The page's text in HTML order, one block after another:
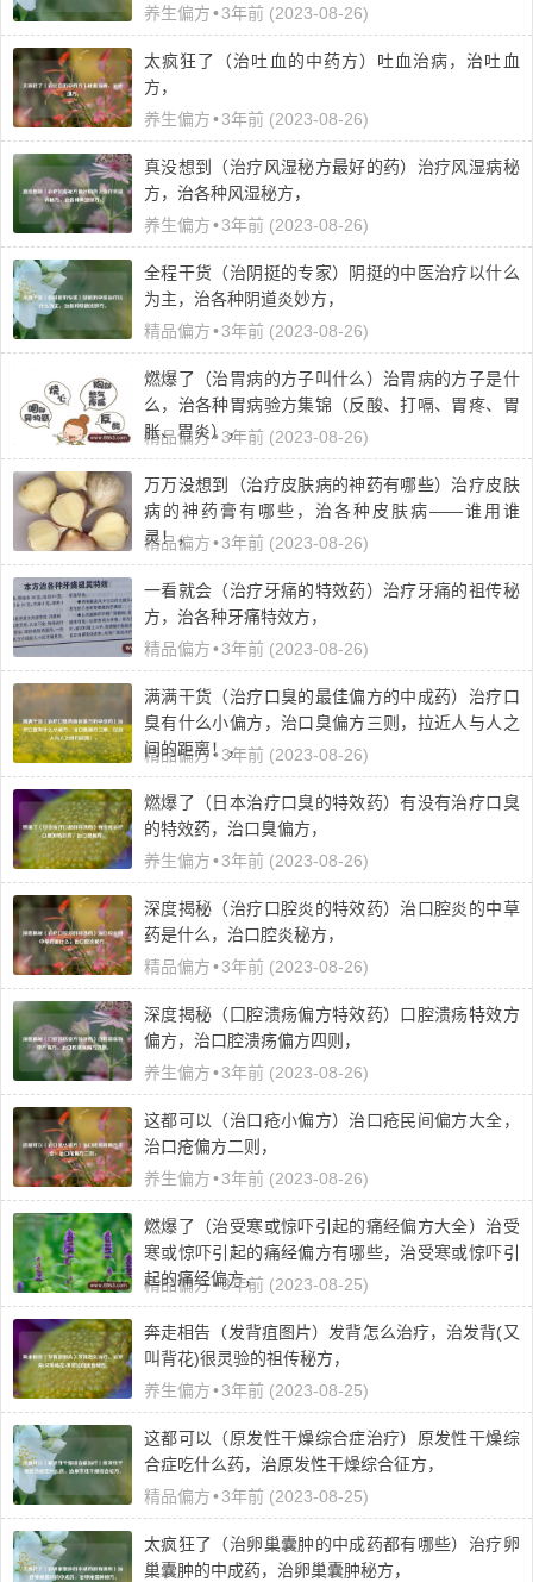
养生偏方•3年前 (2023-08-26)
太疯狂了（治吐血的中药方）吐血治病，治吐血
方，
养生偏方•3年前 (2023-08-26)
真没想到（治疗风湿秘方最好的药）治疗风湿病秘
方，治各种风湿秘方，
养生偏方•3年前 (2023-08-26)
全程干货（治阴挺的专家）阴挺的中医治疗以什么
为主，治各种阴道炎妙方，
精品偏方•3年前 (2023-08-26)
燃爆了（治胃病的方子叫什么）治胃病的方子是什
么，治各种胃病验方集锦（反酸、打嗝、胃疼、胃
胀、胃炎），
精品偏方•3年前 (2023-08-26)
万万没想到（治疗皮肤病的神药有哪些）治疗皮肤
病的神药膏有哪些，治各种皮肤病——谁用谁
灵！，
精品偏方•3年前 (2023-08-26)
一看就会（治疗牙痛的特效药）治疗牙痛的祖传秘
方，治各种牙痛特效方，
精品偏方•3年前 (2023-08-26)
满满干货（治疗口臭的最佳偏方的中成药）治疗口
臭有什么小偏方，治口臭偏方三则，拉近人与人之
间的距离！，
精品偏方•3年前 (2023-08-26)
燃爆了（日本治疗口臭的特效药）有没有治疗口臭
的特效药，治口臭偏方，
养生偏方•3年前 (2023-08-26)
深度揭秘（治疗口腔炎的特效药）治口腔炎的中草
药是什么，治口腔炎秘方，
精品偏方•3年前 (2023-08-26)
深度揭秘（囗腔溃疡偏方特效药）口腔溃疡特效方
偏方，治口腔溃疡偏方四则，
养生偏方•3年前 (2023-08-26)
这都可以（治口疮小偏方）治口疮民间偏方大全，
治口疮偏方二则，
养生偏方•3年前 (2023-08-26)
燃爆了（治受寒或惊吓引起的痛经偏方大全）治受
寒或惊吓引起的痛经偏方有哪些，治受寒或惊吓引
起的痛经偏方，
精品偏方•3年前 (2023-08-25)
奔走相告（发背疽图片）发背怎么治疗，治发背(又
叫背花)很灵验的祖传秘方，
养生偏方•3年前 (2023-08-25)
这都可以（原发性干燥综合症治疗）原发性干燥综
合症吃什么药，治原发性干燥综合征方，
精品偏方•3年前 (2023-08-25)
太疯狂了（治卵巢囊肿的中成药都有哪些）治疗卵
巢囊肿的中成药，治卵巢囊肿秘方，